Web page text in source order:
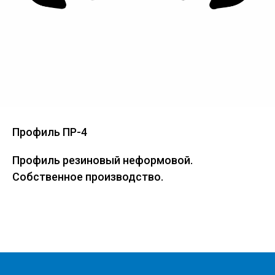
Профиль ПР-4
Профиль резиновый неформовой.
Собственное производство.